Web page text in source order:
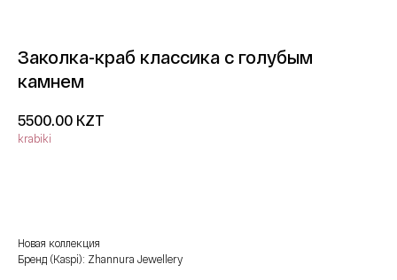
Заколка-краб классика с голубым
камнем
5500.00 KZT
krabiki
Новая коллекция
Бренд (Kaspi): Zhannura Jewellery